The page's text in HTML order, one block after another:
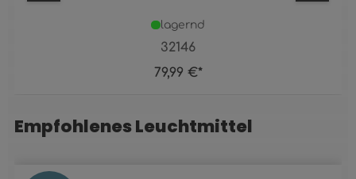
32146
lagernd
79,99 €*
Produktgalerie überspringen
Empfohlenes Leuchtmittel